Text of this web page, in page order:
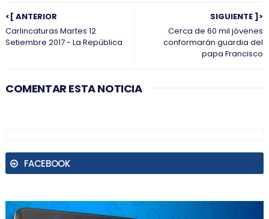
SIGUIENTE ]>
Cerca de 60 mil jóvenes
conformarán guardia del
papa Francisco
<[ ANTERIOR
Carlincaturas Martes 12
Setiembre 2017 - La República
COMENTAR ESTA NOTICIA
FACEBOOK